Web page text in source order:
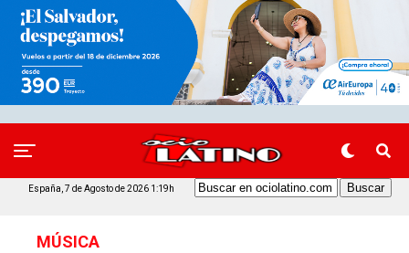
España, 7 de Agosto de 2026 1:19h
MÚSICA